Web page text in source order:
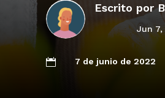
Escrito por
Jun 7,
 7 de junio de 2022